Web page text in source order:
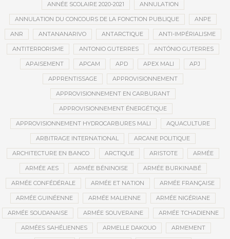
ANNÉE SCOLAIRE 2020-2021 ANNULATION
ANNULATION DU CONCOURS DE LA FONCTION PUBLIQUE ANPE
ANR ANTANANARIVO ANTARCTIQUE ANTI-IMPÉRIALISME
ANTITERRORISME ANTONIO GUTERRES ANTÓNIO GUTERRES
APAISEMENT APCAM APD APEX MALI APJ
APPRENTISSAGE APPROVISIONNEMENT
APPROVISIONNEMENT EN CARBURANT
APPROVISIONNEMENT ÉNERGÉTIQUE
APPROVISIONNEMENT HYDROCARBURES MALI AQUACULTURE
ARBITRAGE INTERNATIONAL ARCANE POLITIQUE
ARCHITECTURE EN BANCO ARCTIQUE ARISTOTE ARMÉE
ARMÉE AES ARMÉE BÉNINOISE ARMÉE BURKINABÉ
ARMÉE CONFÉDÉRALE ARMÉE ET NATION ARMÉE FRANÇAISE
ARMÉE GUINÉENNE ARMÉE MALIENNE ARMÉE NIGÉRIANE
ARMÉE SOUDANAISE ARMÉE SOUVERAINE ARMÉE TCHADIENNE
ARMÉES SAHÉLIENNES ARMELLE DAKOUO ARMEMENT